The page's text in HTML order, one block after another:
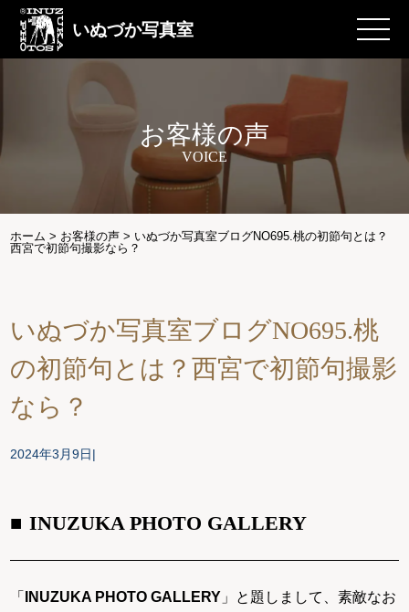
いぬづか写真室
お客様の声
VOICE
ホーム > お客様の声 > いぬづか写真室ブログNO695.桃の初節句とは？
西宮で初節句撮影なら？
いぬづか写真室ブログNO695.桃
の初節句とは？西宮で初節句撮影
なら？
2024年3月9日
INUZUKA PHOTO GALLERY
「 INUZUKA PHOTO GALLERY 」と題しまして、素敵なお